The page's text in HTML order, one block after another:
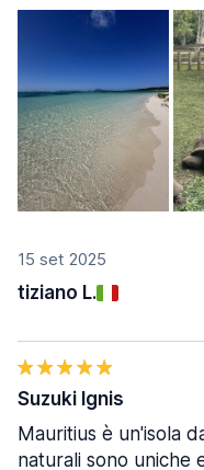
15 set 2025
tiziano L.
Suzuki Ignis
Mauritius è un'isola
naturali sono uniche